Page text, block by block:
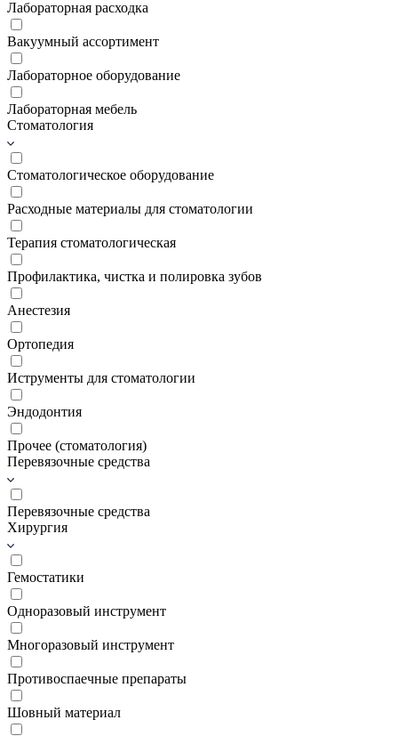
Лабораторная расходка
Вакуумный ассортимент
Лабораторное оборудование
Лабораторная мебель
Стоматология
Стоматологическое оборудование
Расходные материалы для стоматологии
Терапия стоматологическая
Профилактика, чистка и полировка зубов
Анестезия
Ортопедия
Иструменты для стоматологии
Эндодонтия
Прочее (стоматология)
Перевязочные средства
Перевязочные средства
Хирургия
Гемостатики
Одноразовый инструмент
Многоразовый инструмент
Противоспаечные препараты
Шовный материал